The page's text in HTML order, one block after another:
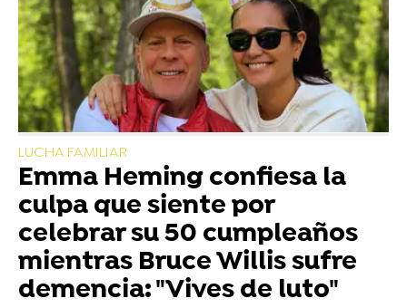
LUCHA FAMILIAR
Emma Heming confiesa la
culpa que siente por
celebrar su 50 cumpleaños
mientras Bruce Willis sufre
demencia: "Vives de luto"